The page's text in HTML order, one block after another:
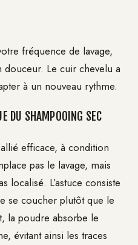
fréquence de lavage,
Le cuir chevelu a
à un nouveau rythme.
DU SHAMPOOING SEC
efficace, à condition
pas le lavage, mais
localisé. L’astuce consiste
se coucher plutôt que le
la poudre absorbe le
évitant ainsi les traces